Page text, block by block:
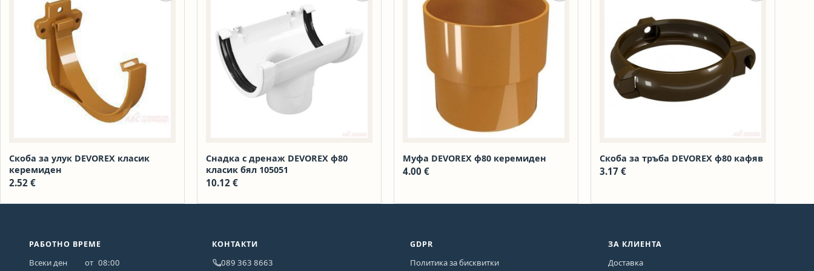
Скоба за улук DEVOREX класик
керемиден
2.52 €
Снадка с дренаж DEVOREX ф80
класик бял 105051
10.12 €
Муфа DEVOREX ф80 керемиден
4.00 €
Скоба за тръба DEVOREX ф80 кафяв
3.17 €
РАБОТНО ВРЕМЕ
Всеки ден от 08:00
КОНТАКТИ
089 363 8663
GDPR
Политика за бисквитки
ЗА КЛИЕНТА
Доставка